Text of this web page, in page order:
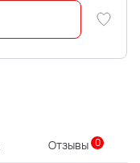
Отзывы 0